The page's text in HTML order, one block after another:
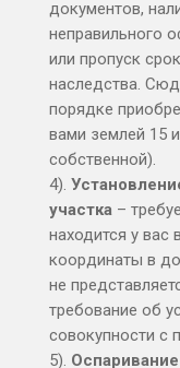
документов,
неправильного
или пропуск
наследства.
порядке
вами землей 15
собственной).
4).
участка–
находится у вас
координаты в
не
требование об
совокупности с
5).